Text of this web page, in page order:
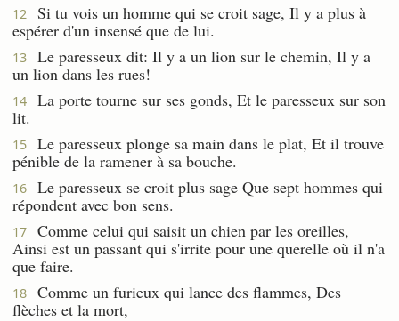
12
Si tu vois un homme qui se croit sage, Il y a plus à
espérer d'un insensé que de lui.
13
Le paresseux dit: Il y a un lion sur le chemin, Il y a
un lion dans les rues!
14
La porte tourne sur ses gonds, Et le paresseux sur son
lit.
15
Le paresseux plonge sa main dans le plat, Et il trouve
pénible de la ramener à sa bouche.
16
Le paresseux se croit plus sage Que sept hommes qui
répondent avec bon sens.
17
Comme celui qui saisit un chien par les oreilles,
Ainsi est un passant qui s'irrite pour une querelle où il n'a
que faire.
18
Comme un furieux qui lance des flammes, Des
flèches et la mort,